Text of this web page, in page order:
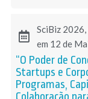
SciBiz
em 12 de
“O Poder de
Startups e
Programas,